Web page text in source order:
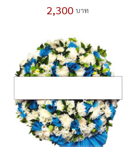
2,300 บาท